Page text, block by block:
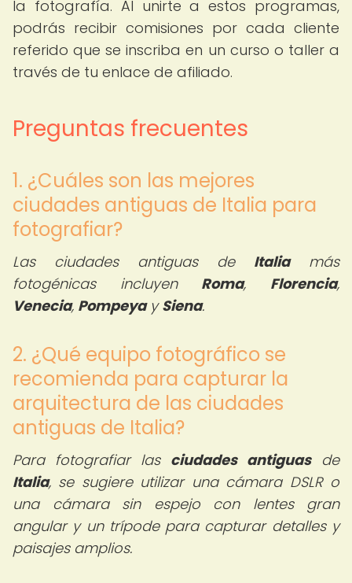
la fotografía. Al unirte a estos programas,
podrás recibir comisiones por cada cliente
referido que se inscriba en un curso o taller a
través de tu enlace de afiliado.
Preguntas frecuentes
1. ¿Cuáles son las mejores
ciudades antiguas de Italia para
fotografiar?
Las ciudades antiguas de Italiamás
fotogénicas incluyen Roma, Florencia,
Venecia, PompeyaySiena.
2. ¿Qué equipo fotográfico se
recomienda para capturar la
arquitectura de las ciudades
antiguas de Italia?
Para fotografiar las ciudades antiguasde
Italia, se sugiere utilizar una cámara DSLR o
una cámara sin espejo con lentes gran
angular y un trípode para capturar detalles y
paisajes amplios.